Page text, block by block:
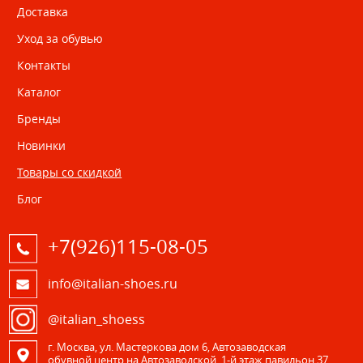
Доставка
Уход за обувью
Контакты
Каталог
Бренды
Новинки
Товары со скидкой
Блог
+7(926)115-08-05
info@italian-shoes.ru
@italian_shoess
г. Москва, ул. Мастеркова дом 6, Автозаводская
обувной центр на Автозаводской, 1-й этаж павильон 37.